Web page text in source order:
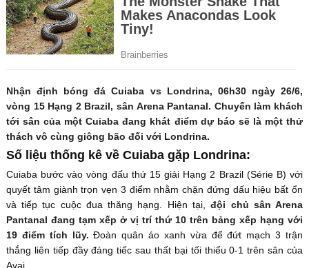
Nhận định bóng đá Cuiaba vs Londrina, 06h30 ngày 26/6,
vòng 15 Hạng 2 Brazil, sân Arena Pantanal. Chuyến làm khách
tới sân của một Cuiaba đang khát điểm dự báo sẽ là một thử
thách vô cùng giông bão đối với Londrina.
Số liệu thống kê về Cuiaba gặp Londrina:
Cuiaba bước vào vòng đấu thứ 15 giải Hạng 2 Brazil (Série B) với
quyết tâm giành trọn vẹn 3 điểm nhằm chặn đứng dấu hiệu bất ổn
và tiếp tục cuộc đua thăng hạng. Hiện tại,đội chủ sân Arena
Pantanal đang tạm xếp ở vị trí thứ 10 trên bảng xếp hạng với
19 điểm tích lũy.Đoàn quân áo xanh vừa để đứt mạch 3 trận
thắng liên tiếp đầy đáng tiếc sau thất bại tối thiểu 0-1 trên sân của
Avai.